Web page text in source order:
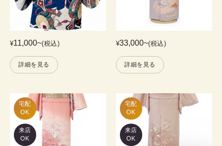
¥11,000~(税込)
詳細を見る
¥33,000~(税込)
詳細を見る
宅配
OK
来店
OK
宅配
OK
来店
OK